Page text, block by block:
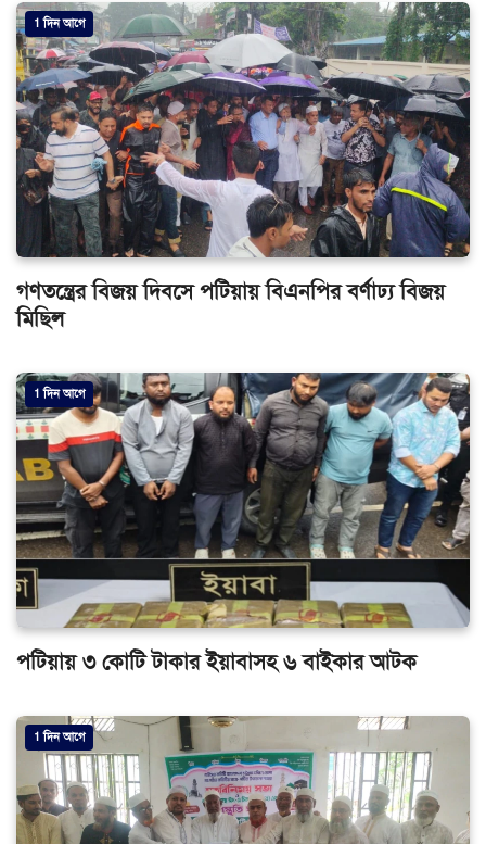
1 দিন আগে
গণতন্ত্রের বিজয় দিবসে পটিয়ায় বিএনপির বর্ণাঢ্য বিজয়
মিছিল
1 দিন আগে
পটিয়ায় ৩ কোটি টাকার ইয়াবাসহ ৬ বাইকার আটক
1 দিন আগে